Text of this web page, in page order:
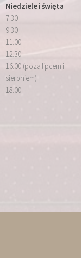
Niedziele i święta
7:30
9:30
11:00
12:30
16:00 (poza lipcem i
sierpniem)
18:00